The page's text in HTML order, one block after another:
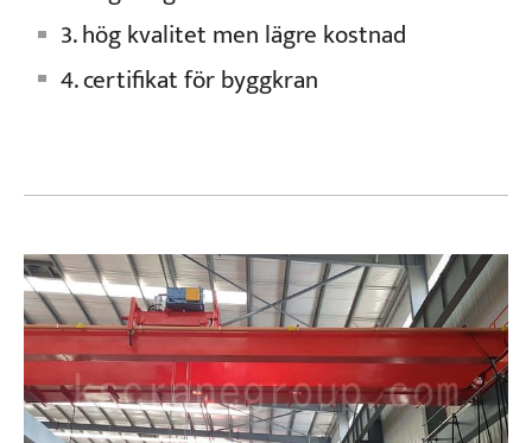
3. hög kvalitet men lägre kostnad
4. certifikat för byggkran